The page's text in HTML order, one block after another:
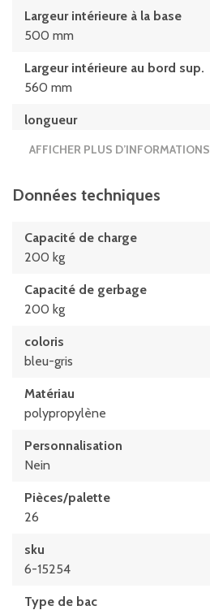
Largeur intérieure à la base
500 mm
Largeur intérieure au bord sup.
560 mm
longueur
690 mm
682 mm
742 mm
AFFICHER PLUS D’INFORMATIONS
Données techniques
Capacité de charge
200 kg
Capacité de gerbage
200 kg
coloris
bleu-gris
Matériau
polypropylène
Personnalisation
Nein
Pièces/palette
26
sku
6-15254
Type de bac